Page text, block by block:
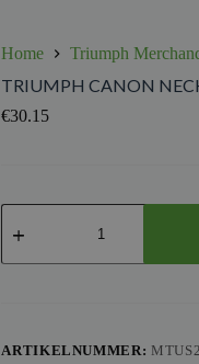
Home Triumph
TRIUMPH CANON
€30.15
TRIUMPH
CANON
TUBE
ARTIKELNUMMER: